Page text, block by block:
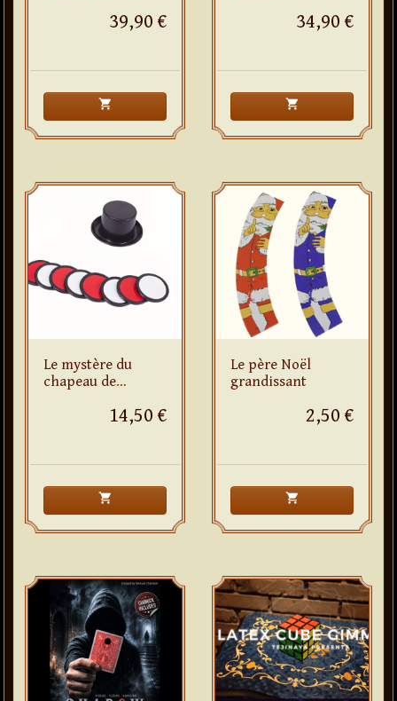
39,90 €
shopping_cart
34,90 €
shopping_cart
Le mystère du
chapeau de
14,50 €
shopping_cart
Le père Noël
grandissant
2,50 €
shopping_cart